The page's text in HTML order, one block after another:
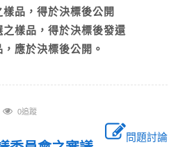
品，得於決標後公開
樣品，得於決標後發還
應於決標後公開。
0追蹤
問題討論